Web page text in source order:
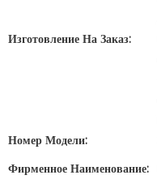
Изготовление На Заказ:
Номер Модели:
Фирменное Наименование: